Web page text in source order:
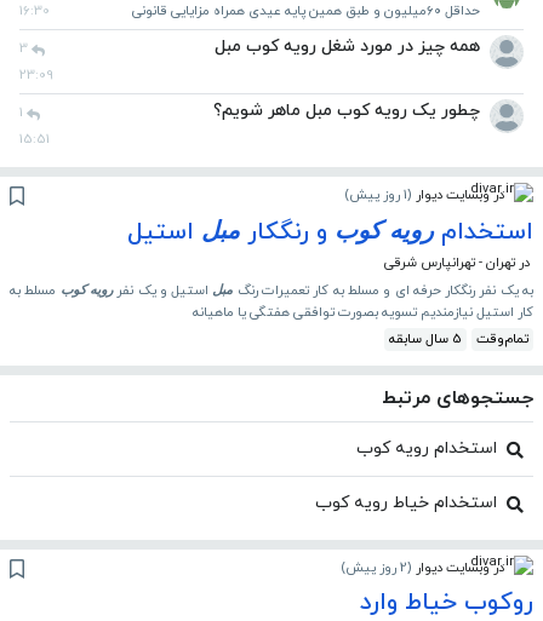
حداقل ۶۰میلیون و طبق همین پایه عیدی همراه مزایایی قانونی 16:30
همه چیز در مورد شغل رویه کوب مبل
23:09
چطور یک رویه کوب مبل ماهر شویم؟
15:51
در وبسایت دیوار (1 روز پیش )
استخدامرویه کوب و رنگکار مبل استیل
در تهران - تهرانپارس شرقی
به یک نفر رنگکار حرفه ای و مسلط به کار تعمیرات رنگ مبل استیل و یک نفررویه کوب مسلط به
کار استیل نیازمندیم تسویه بصورت توافقی هفتگی یا ماهیانه
تمام‌وقت
5 سال سابقه
جستجوهای مرتبط
استخدام رویه کوب
استخدام خیاط رویه کوب
در وبسایت دیوار (2 روز پیش )
روکوب خیاط وارد